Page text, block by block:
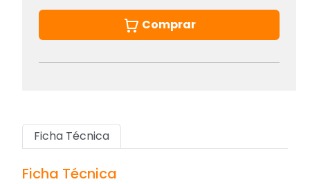
Comprar
Ficha Técnica
Ficha Técnica